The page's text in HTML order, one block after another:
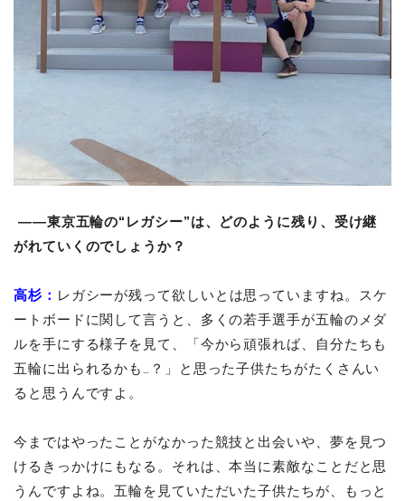
――東京五輪の“レガシー”は、どのように残り、受け継
がれていくのでしょうか？
高杉： レガシーが残って欲しいとは思っていますね。スケ
ートボードに関して言うと、多くの若手選手が五輪のメダ
ルを手にする様子を見て、「今から頑張れば、自分たちも
五輪に出られるかも…？」と思った子供たちがたくさんい
ると思うんですよ。
今まではやったことがなかった競技と出会いや、夢を見つ
けるきっかけにもなる。それは、本当に素敵なことだと思
うんですよね。五輪を見ていただいた子供たちが、もっと